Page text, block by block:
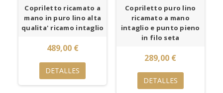
Copriletto ricamato a
mano in puro lino alta
qualita' ricamo intaglio
489,00 €
DETALLES
Copriletto puro lino
ricamato a mano
intaglio e punto pieno
in filo seta
289,00 €
DETALLES